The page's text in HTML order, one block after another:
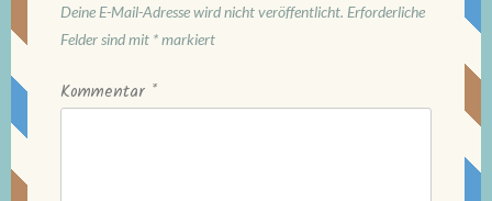
Deine E-Mail-Adresse wird nicht veröffentlicht. Erforderliche
Felder sind mit *markiert
Kommentar *